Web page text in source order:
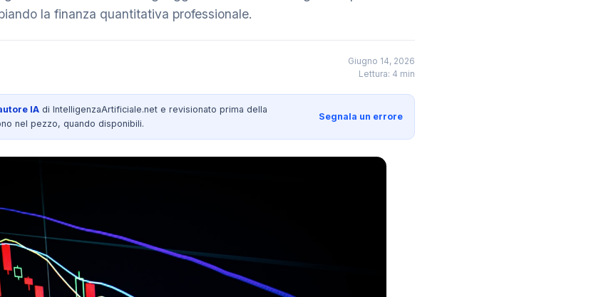
la finanza quantitativa professionale.
Giugno 14, 2026
Lettura: 4 min
IA di IntelligenzaArtificiale.net e revisionato prima della
nel pezzo, quando disponibili.
Segnala un errore